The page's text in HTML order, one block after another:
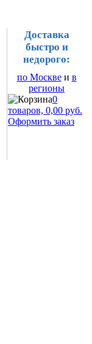
Доставка
быстро и
недорого:
по Москвеи в
регионы
0
товаров, 0,00 руб.
Оформить заказ